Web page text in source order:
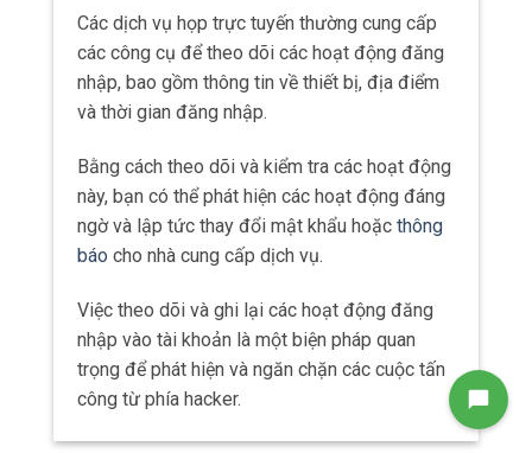
Các dịch vụ họp trực tuyến thường cung cấp
các công cụ để theo dõi các hoạt động đăng
nhập, bao gồm thông tin về thiết bị, địa điểm
và thời gian đăng nhập.
Bằng cách theo dõi và kiểm tra các hoạt động
này, bạn có thể phát hiện các hoạt động đáng
ngờ và lập tức thay đổi mật khẩu hoặc thông
báo cho nhà cung cấp dịch vụ.
Việc theo dõi và ghi lại các hoạt động đăng
nhập vào tài khoản là một biện pháp quan
trọng để phát hiện và ngăn chặn các cuộc tấn
công từ phía hacker.